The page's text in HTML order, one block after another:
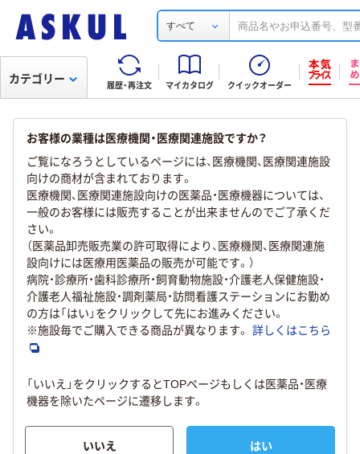
すべて
履歴・再注文 マイカタログ クイックオーダー
カテゴリー
お客様の業種は医療機関・医療関連施設ですか？
ご覧になろうとしているページには、医療機関、医療関連施設
向けの商材が含まれております。
医療機関、医療関連施設向けの医薬品・医療機器については、
一般のお客様には販売することが出来ませんのでご了承くだ
さい。
（医薬品卸売販売業の許可取得により、医療機関、医療関連施
設向けには医療用医薬品の販売が可能です。）
病院・診療所・歯科診療所・飼育動物施設・介護老人保健施設・
介護老人福祉施設・調剤薬局・訪問看護ステーションにお勤め
の方は「はい」をクリックして先にお進みください。
※施設毎でご購入できる商品が異なります。 詳しくはこちら
「いいえ」をクリックするとTOPページもしくは医薬品・医療
機器を除いたページに遷移します。
いいえ はい